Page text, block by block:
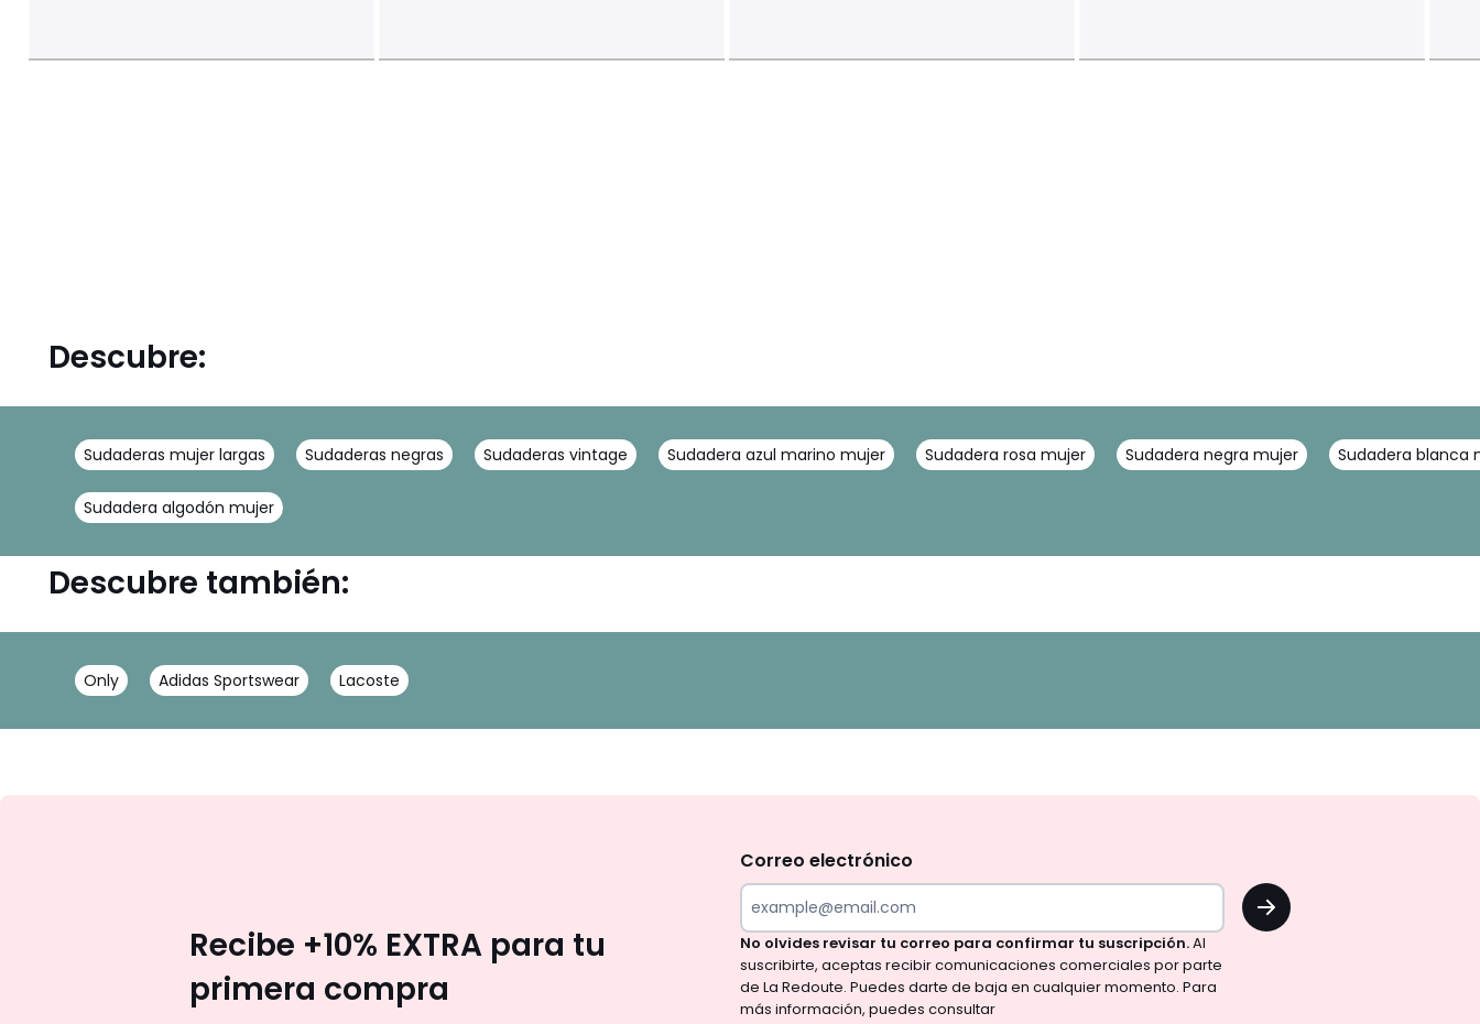
Descubre:
Sudaderas mujer largas Sudaderas negras Sudaderas vintage Sudadera azul marino mujer Sudadera rosa mujer Sudadera negra mujer Sudadera blanca
Sudadera algodón mujer
Descubre también:
Only Adidas Sportswear Lacoste
olvides
revisar
tu
correo
para
confirmar
Recibe +10% EXTRA para tu
primera compra
Correo electrónico
OK
No olvides revisar tu correo para confirmar tu suscripción.Al
suscribirte, aceptas recibir comunicaciones comerciales por parte
de La Redoute. Puedes darte de baja en cualquier momento. Para
más información, puedes consultar